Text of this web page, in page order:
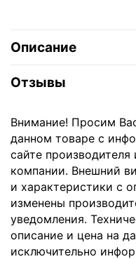
Описание
Отзывы
Внимание! Просим
данном товаре с
сайте
компании. Внешний
и характеристики с
изменены
уведомления.
описание и цена на
исключительно